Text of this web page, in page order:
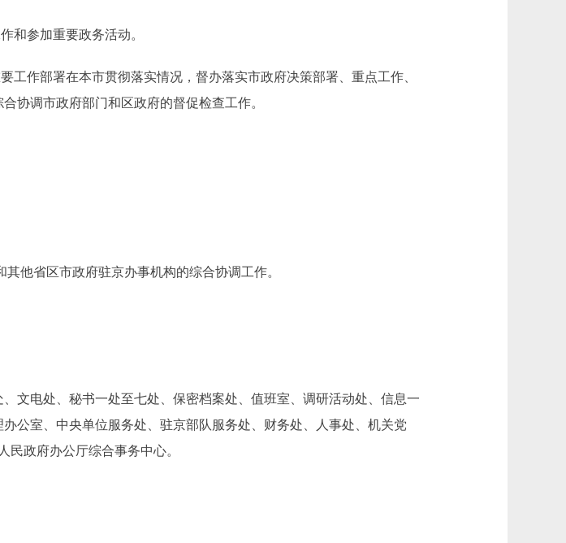
参加重要政务活动。
作部署在本市贯彻落实情况，督办落实市政府决策部署、重点工作、
协调市政府部门和区政府的督促检查工作。
他省区市政府驻京办事机构的综合协调工作。
电处、秘书一处至七处、保密档案处、值班室、调研活动处、信息一
公室、中央单位服务处、驻京部队服务处、财务处、人事处、机关党
政府办公厅综合事务中心。